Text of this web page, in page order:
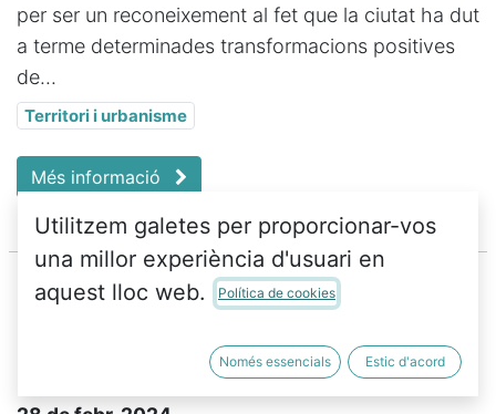
per ser un reconeixement al fet que la ciutat ha dut
a terme determinades transformacions positives
de...
Territori i urbanisme
Més informació
Per què van disparar un tret al
clatell al mestre?
Utilitzem galetes per proporcionar-vos
una millor experiència d'usuari en
aquest lloc web.
Política de cookies
Només essencials Estic d'acord